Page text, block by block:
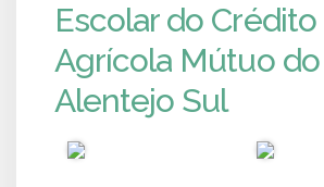
Escolar do Crédito
Agrícola Mútuo do
Alentejo Sul